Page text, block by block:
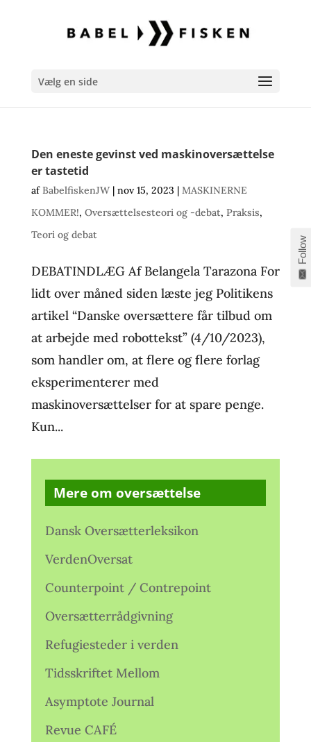
Vælg en side
Den eneste gevinst ved maskinoversættelse
er tastetid
afBabelfiskenJW| nov 15, 2023| MASKINERNE
KOMMER!, Oversættelsesteori og -debat, Praksis,
Teori og debat
DEBATINDLÆG Af Belangela Tarazona For
lidt over måned siden læste jeg Politikens
artikel “Danske oversættere får tilbud om
at arbejde med robottekst” (4/10/2023),
som handler om, at flere og flere forlag
eksperimenterer med
maskinoversættelser for at spare penge.
Kun...
Mere om oversættelse
Dansk Oversætterleksikon
VerdenOversat
Counterpoint / Contrepoint
Oversætterrådgivning
Refugiesteder i verden
Tidsskriftet Mellom
Asymptote Journal
Revue CAFÉ
Follow